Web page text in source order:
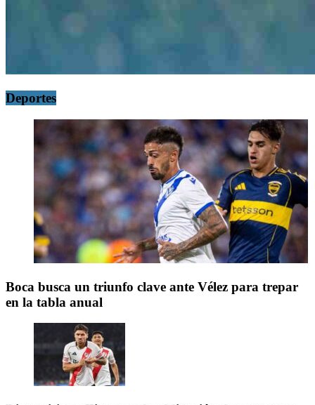
Deportes
Boca busca un triunfo clave ante Vélez para trepar
en la tabla anual